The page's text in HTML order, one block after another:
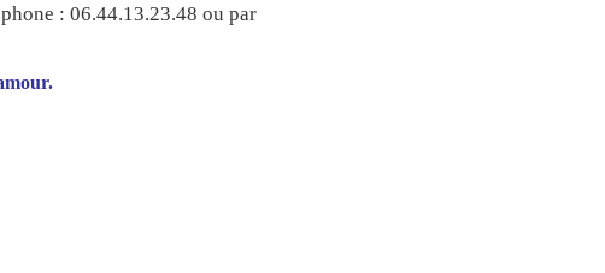
: 06.44.13.23.48 ou par